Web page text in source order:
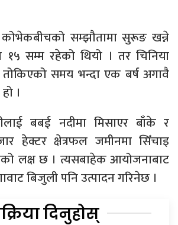
सम्झौतामा सुरूङ खन्ने
सम्म रहेको थियो । तर चिनिया
समय भन्दा एक बर्ष अगावै
।
बबई नदीमा मिसाएर बाँके र
हेक्टर क्षेत्रफल जमीनमा सिँचाइ
लक्ष छ । त्यसबाहेक आयोजनाबाट
बिजुली पनि उत्पादन गरिनेछ ।
दिनुहोस्